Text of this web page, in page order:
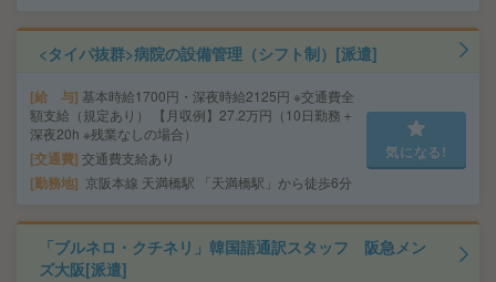
<タイパ抜群>病院の設備管理（シフト制）[派遣]
給 与 基本時給1700円・深夜時給2125円 ※交通費全
額支給（規定あり） 【月収例】27.2万円（10日勤務＋
深夜20h ※残業なしの場合）
交通費 交通費支給あり
勤務地 京阪本線 天満橋駅 「天満橋駅」から徒歩6分
気になる!
「ブルネロ・クチネリ」韓国語通訳スタッフ 阪急メン
ズ大阪[派遣]